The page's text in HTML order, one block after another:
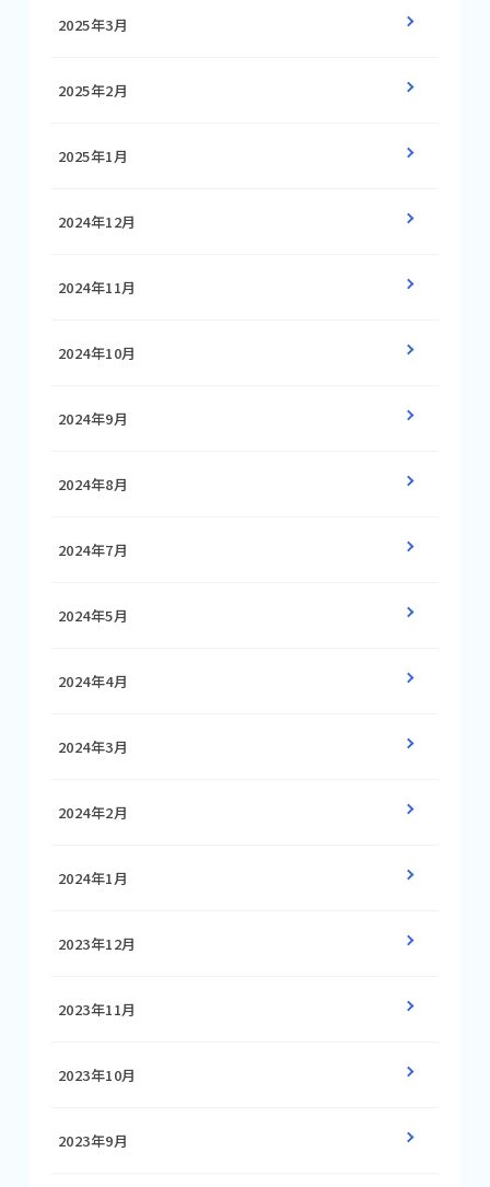
2025年3月
2025年2月
2025年1月
2024年12月
2024年11月
2024年10月
2024年9月
2024年8月
2024年7月
2024年5月
2024年4月
2024年3月
2024年2月
2024年1月
2023年12月
2023年11月
2023年10月
2023年9月